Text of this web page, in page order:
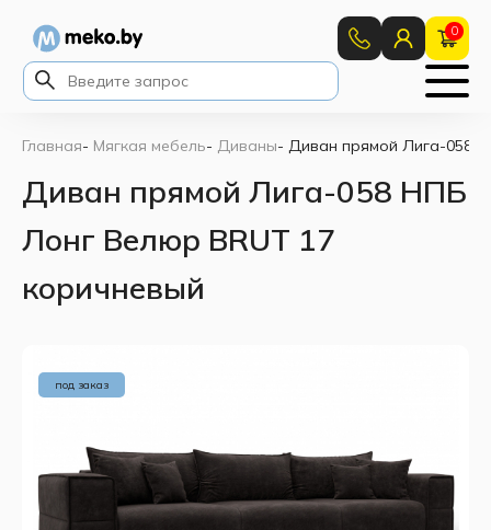
0
Главная- Мягкая мебель- Диваны- Диван прямой Лига-058
Диван прямой Лига-058 НПБ
Лонг Велюр BRUT 17
коричневый
под заказ